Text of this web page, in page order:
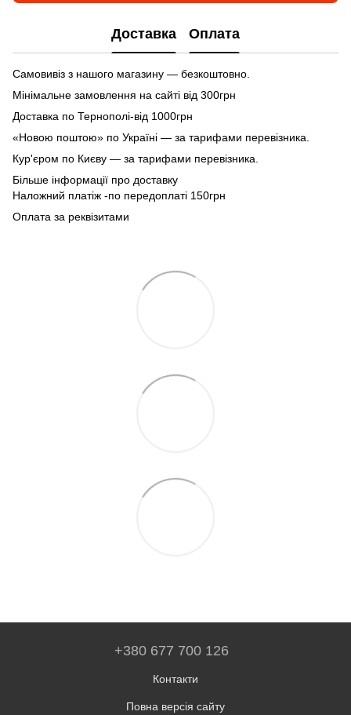
Доставка Оплата
Самовивіз з нашого магазину — безкоштовно.
Мінімальне замовлення на сайті від 300грн
Доставка по Тернополі-від 1000грн
«Новою поштою» по Україні — за тарифами перевізника.
Кур'єром по Києву — за тарифами перевізника.
Більше інформації про доставку
Наложний платіж -по передоплаті 150грн
Оплата за реквізитами
+380 677 700 126
Контакти
Повна версія сайту